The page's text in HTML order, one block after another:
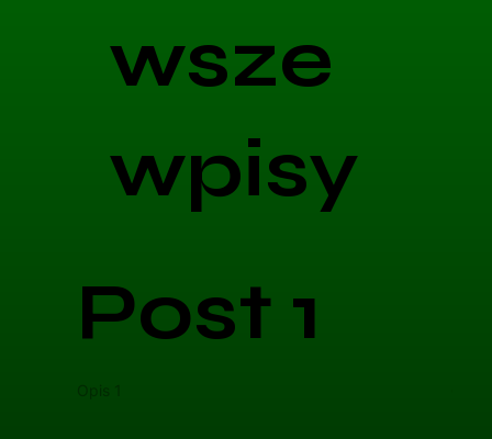
wsze
wpisy
Post 1
Opis 1